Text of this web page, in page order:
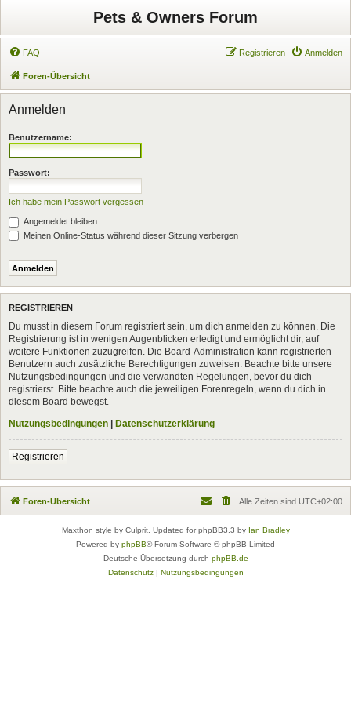
Pets & Owners Forum
FAQ Anmelden
Registrieren
Foren-Übersicht
Anmelden
Benutzername:
Passwort:
Ich habe mein Passwort vergessen
Angemeldet bleiben
Meinen Online-Status während dieser Sitzung verbergen
REGISTRIEREN
Du musst in diesem Forum registriert sein, um dich anmelden zu können. Die
Registrierung ist in wenigen Augenblicken erledigt und ermöglicht dir, auf
weitere Funktionen zuzugreifen. Die Board-Administration kann registrierten
Benutzern auch zusätzliche Berechtigungen zuweisen. Beachte bitte unsere
Nutzungsbedingungen und die verwandten Regelungen, bevor du dich
registrierst. Bitte beachte auch die jeweiligen Forenregeln, wenn du dich in
diesem Board bewegst.
Nutzungsbedingungen | Datenschutzerklärung
Registrieren
Foren-Übersicht Alle Zeiten sind UTC+02:00
Maxthon style by Culprit. Updated for phpBB3.3 by Ian Bradley
Powered by phpBB® Forum Software © phpBB Limited
Deutsche Übersetzung durch phpBB.de
Datenschutz| Nutzungsbedingungen